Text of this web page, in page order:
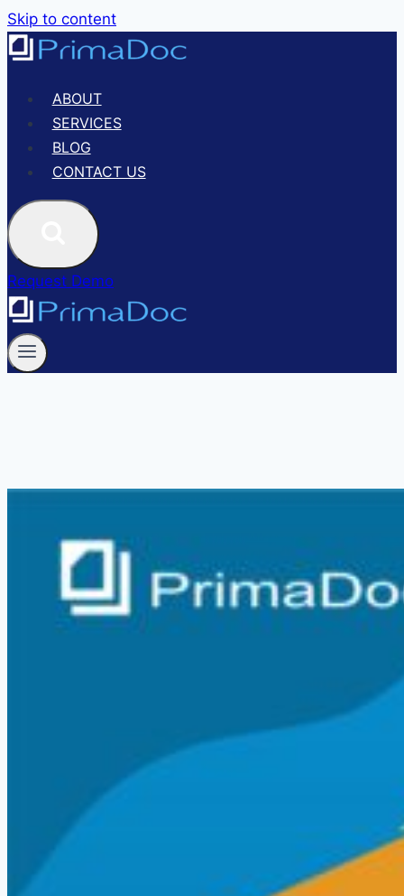
Skip to content
ABOUT
SERVICES
BLOG
CONTACT US
Request Demo